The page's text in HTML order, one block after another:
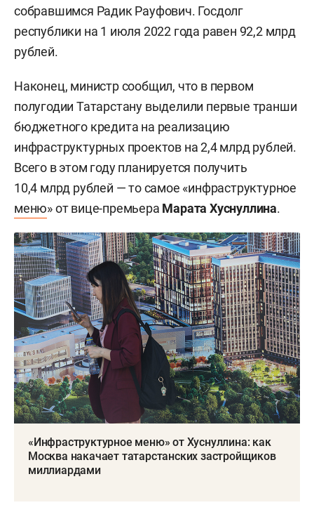
собравшимся Радик Рауфович. Госдолг
республики на 1 июля 2022 года равен 92,2 млрд
рублей.
Наконец, министр сообщил, что в первом
полугодии Татарстану выделили первые транши
бюджетного кредита на реализацию
инфраструктурных проектов на 2,4 млрд рублей.
Всего в этом году планируется получить
10,4 млрд рублей — то самое «инфраструктурное
меню» от вице-премьера Марата Хуснуллина.
«Инфраструктурное меню» от Хуснуллина: как
Москва накачает татарстанских застройщиков
миллиардами